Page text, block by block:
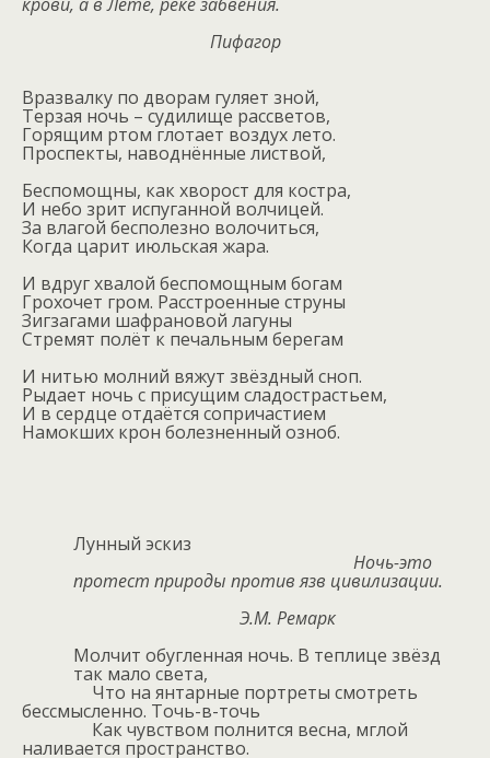
Пифагор
Вразвалку по дворам гуляет зной,
Терзая ночь – судилище рассветов,
Горящим ртом глотает воздух лето.
Проспекты, наводнённые листвой,
Беспомощны, как хворост для костра,
И небо зрит испуганной волчицей.
За влагой бесполезно волочиться,
Когда царит июльская жара.
И вдруг хвалой беспомощным богам
Грохочет гром. Расстроенные струны
Зигзагами шафрановой лагуны
Стремят полёт к печальным берегам
И нитью молний вяжут звёздный сноп.
Рыдает ночь с присущим сладострастьем,
И в сердце отдаётся сопричастием
Намокших крон болезненный озноб.
Лунный эскиз
Ночь-это
протест природы против язв цивилизации.
Э.М. Ремарк
Молчит обугленная ночь. В теплице звёзд
так мало света,
Что на янтарные портреты смотреть
бессмысленно. Точь-в-точь
Как чувством полнится весна, мглой
наливается пространство.